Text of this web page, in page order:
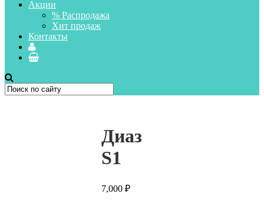
Акции
% Распродажа
Хит продаж
Контакты
Диаз
S1
7,000₽